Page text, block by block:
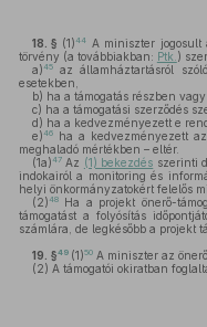
18. § (1)44 A miniszter jogosult
törvény (a továbbiakban: Ptk. )
a)45az államháztartásról
esetekben,
b) ha a támogatás részben
c) ha a támogatási szerződés
d) ha a kedvezményezett e
e)46ha a kedvezményezett az
meghaladó mértékben – eltér.
(1a)47Az (1) bekezdés szerinti
indokairól a monitoring és
helyi önkormányzatokért felelős
(2)48Ha a projekt önerő-
támogatást a folyósítás
számlára, de legkésőbb a projekt
19. §49 (1)50A miniszter az
(2) A támogatói okiratban